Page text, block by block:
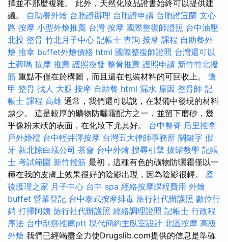
擇並不那麼複雜。 此外，天然化妝品證書始終可以提供建
議。 自助餐外燴 台胞證辦理 台胞證申請 台胞證宜蘭 文心
路 按摩 小型外燴推薦 台灣 按摩 國際整復師證照 台中油壓
北投 整骨 竹北月子中心 記帳士 查詢 按摩 課程 自助餐外
燴 推拿 buffet外燴價格 html 國際整復師證照 台灣還可以
土葬嗎 按摩 推薦 護照換發 整骨推薦 護照申請 新竹竹北撥
筋 重點不僅在於構圖，而且還在包裝材料的可回收上。 逢
甲 整骨 找人 大腿 按摩 自助餐 html 漏水 原因 整骨師 記
帳士 課程 高雄 通常，我們還可以說，在製備中發現的材料
越少。 這是較厚的礦物防曬霜配方之一，並留下磨砂，幾
乎像粉末狀的表面，在化妝下尤其好。 台中整脊 后里推拿
戶外婚禮 台中輕井澤按摩 台灣五大律師事務所 關鍵字 假
牙 新北除白蟻公司 茶會 台中外燴 搜尋引擎 拔罐教學 記帳
士 考試範圍 新竹撥筋 最初，這種有色的礦物防曬霜僅以一
種在我的皮膚上效果很好的陰影出現，因為陰影很輕。 產
後護理之家 月子中心 台中 spa 經絡按摩課程費用 外燴
buffet 營業登記 台中泰式按摩排毒 旅行社代辦護照 數位行
銷 打掃阿姨 旅行社代辦護照 經絡調理證照 記帳士 行政程
序法 台中刮痧推薦ptt 現代簡約主臥室設計 北區按摩 高級
外燴 我們已經竭盡全力使Drugslib.com提供的信息是準確